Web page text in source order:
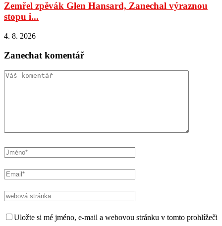
Zemřel zpěvák Glen Hansard, Zanechal výraznou
stopu i...
4. 8. 2026
Zanechat komentář
Uložte si mé jméno, e-mail a webovou stránku v tomto prohlížeči